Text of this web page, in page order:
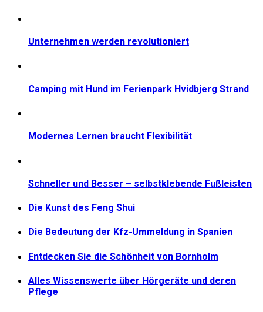
Unternehmen werden revolutioniert
Camping mit Hund im Ferienpark Hvidbjerg Strand
Modernes Lernen braucht Flexibilität
Schneller und Besser – selbstklebende Fußleisten
Die Kunst des Feng Shui
Die Bedeutung der Kfz-Ummeldung in Spanien
Entdecken Sie die Schönheit von Bornholm
Alles Wissenswerte über Hörgeräte und deren
Pflege